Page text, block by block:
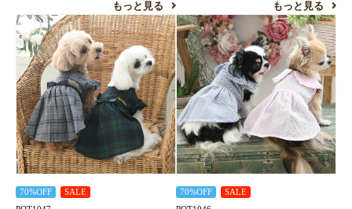
もっと見る もっと見る
70%OFF SALE 70%OFF SALE